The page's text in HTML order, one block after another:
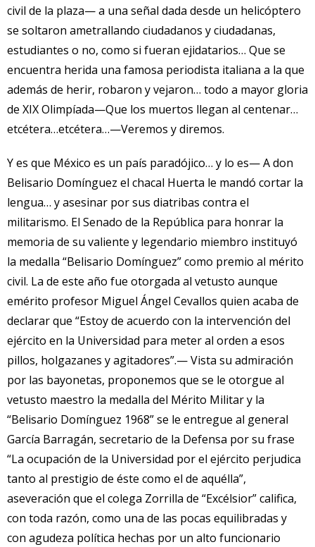
civil de la plaza— a una señal dada desde un helicóptero
se soltaron ametrallando ciudadanos y ciudadanas,
estudiantes o no, como si fueran ejidatarios… Que se
encuentra herida una famosa periodista italiana a la que
además de herir, robaron y vejaron… todo a mayor gloria
de XIX Olimpíada—Que los muertos llegan al centenar…
etcétera…etcétera…—Veremos y diremos.
Y es que México es un país paradójico… y lo es— A don
Belisario Domínguez el chacal Huerta le mandó cortar la
lengua… y asesinar por sus diatribas contra el
militarismo. El Senado de la República para honrar la
memoria de su valiente y legendario miembro instituyó
la medalla “Belisario Domínguez” como premio al mérito
civil. La de este año fue otorgada al vetusto aunque
emérito profesor Miguel Ángel Cevallos quien acaba de
declarar que “Estoy de acuerdo con la intervención del
ejército en la Universidad para meter al orden a esos
pillos, holgazanes y agitadores”.— Vista su admiración
por las bayonetas, proponemos que se le otorgue al
vetusto maestro la medalla del Mérito Militar y la
“Belisario Domínguez 1968” se le entregue al general
García Barragán, secretario de la Defensa por su frase
“La ocupación de la Universidad por el ejército perjudica
tanto al prestigio de éste como el de aquélla”,
aseveración que el colega Zorrilla de “Excélsior” califica,
con toda razón, como una de las pocas equilibradas y
con agudeza política hechas por un alto funcionario